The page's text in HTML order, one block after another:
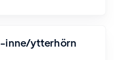
inne/ytterhörn